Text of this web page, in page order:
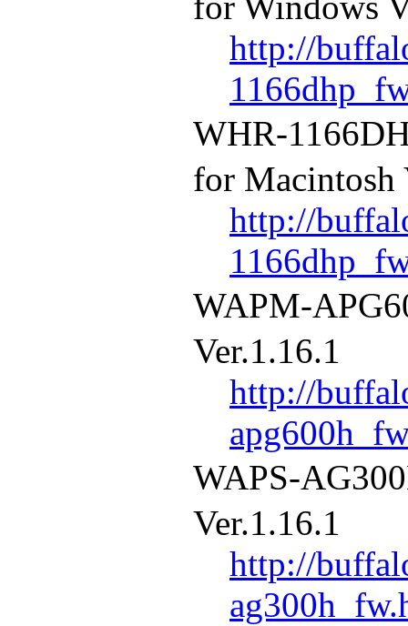
http://
WHR-
for Macintosh
http://
WAPM-
Ver.1.16.1
http://
WAPS-
Ver.1.16.1
http://